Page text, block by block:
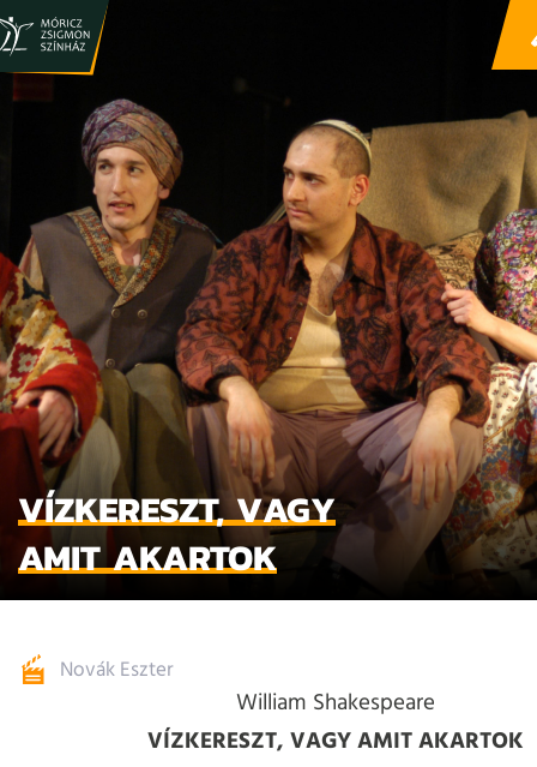
VÍZKERESZT, VAGY
AMIT AKARTOK
Novák Eszter
William Shakespeare
VÍZKERESZT, VAGY AMIT AKARTOK